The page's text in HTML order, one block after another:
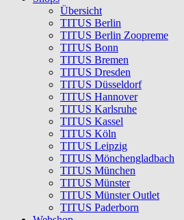
Übersicht
TITUS Berlin
TITUS Berlin Zoopreme
TITUS Bonn
TITUS Bremen
TITUS Dresden
TITUS Düsseldorf
TITUS Hannover
TITUS Karlsruhe
TITUS Kassel
TITUS Köln
TITUS Leipzig
TITUS Mönchengladbach
TITUS München
TITUS Münster
TITUS Münster Outlet
TITUS Paderborn